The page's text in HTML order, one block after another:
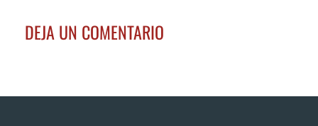
DEJA UN COMENTARIO